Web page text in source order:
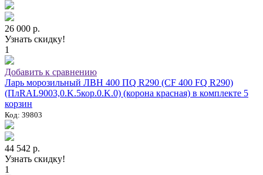
26 000 р.
Узнать скидку!
1
Добавить к сравнению
Ларь морозильный ЛВН 400 ПQ R290 (СF 400 FQ R290)
(ПлRAL9003,0.K.5кор.0.K.0) (корона красная) в комплекте 5
корзин
Код: 39803
44 542 р.
Узнать скидку!
1